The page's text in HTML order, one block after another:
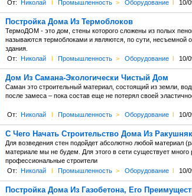
От: Николай l Промышленность > Оборудование l 10/
Постройка Дома Из Термоблоков
ТермоДОМ - это дом, стены которого сложены из полых
называются термоблоками и являются, по сути, несъемной
здания.
От: Николай l Промышленность > Оборудование l 10/
Дом Из Самана-Экологически Чистый Дом
Саман это строительный материал, состоящий из земли,
после замеса – пока состав еще не потерял своей
От: Николай l Промышленность > Оборудование l 10/
С Чего Начать Строительство Дома Из
Для возведения стен подойдет абсолютно любой материал
материале мы не будем. Для этого в сети существует
профессиональные строители
От: Николай l Промышленность > Оборудование l 10/
Постройка Дома Из Газобетона, Его